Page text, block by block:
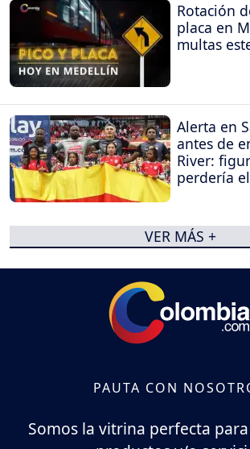
Rotación
placa en
multas
Alerta en
antes de
River:
perdería
VER MÁS +
PAUTA CON
Somos la vitrina perfecta